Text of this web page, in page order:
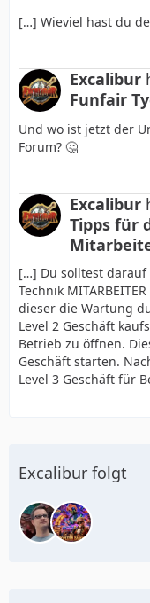
[…] Wieviel hast du
Excalibur
Funfair
Und wo ist jetzt der
Forum? 🤔
Excalibur
Tipps für
[…] Du solltest darauf
Technik
dieser die Wartung
Level 2 Geschäft
Betrieb zu öffnen.
Geschäft starten.
Level 3 Geschäft für
Excalibur folgt